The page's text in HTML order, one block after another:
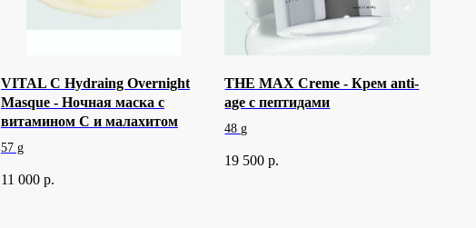
VITAL C Hydraing Overnight
Masque - Ночная маска с
витамином C и малахитом
57 g
11 000 р.
THE MAX Creme - Крем anti-
age с пептидами
48 g
19 500 р.